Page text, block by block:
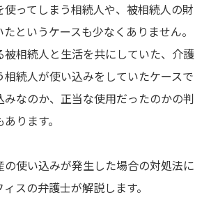
使ってしまう相続人や、被相続人の財
というケースも少なくありません。
被相続人と生活を共にしていた、介護
相続人が使い込みをしていたケースで
みなのか、正当な使用だったのかの判
ります。
使い込みが発生した場合の対処法に
スの弁護士が解説します。